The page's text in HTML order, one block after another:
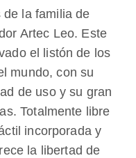
de la familia de
Artec Leo. Este
el listón de los
mundo, con su
de uso y su gran
Totalmente libre
incorporada y
la libertad de